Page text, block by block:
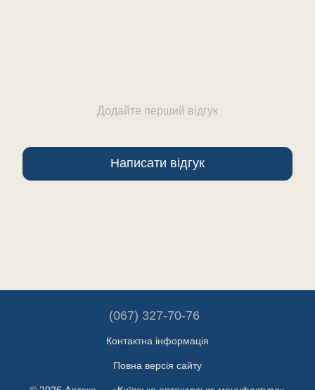
Додайте перший відгук
Написати відгук
(067) 327-70-76
Контактна інформація
Повна версія сайту